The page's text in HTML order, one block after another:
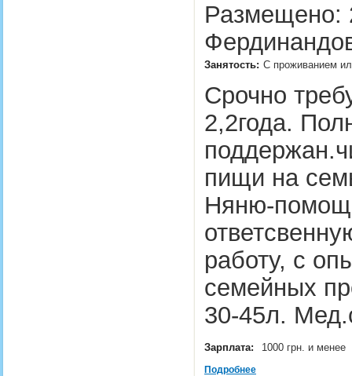
Размещено:
Занятость: С проживанием
Срочно
2,2года.
пищи на
Няню-
работу, с
семейных
30-45л.
Зарплата: 1000 грн. и менее
Подробнее